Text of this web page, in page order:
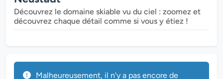
Découvrez le domaine skiable vu du ciel : zoomez et
découvrez chaque détail comme si vous y étiez !
Malheureusement, il n'y a pas encore de